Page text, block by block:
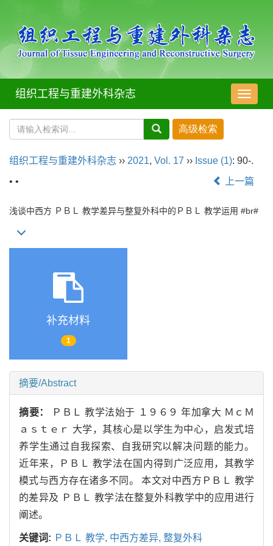
导
航
组织工程与重建外科杂志
组织工程与重建外科杂志 ›› 2021, Vol. 17 ›› Issue (1): 90-.
• •
上一篇
浅谈中西方 ＰＢＬ 教学差异与整复外科中的 ＰＢＬ 教学运用 #br#
补充材料
1
摘要/Abstract
摘要： ＰＢＬ教学法始于 １９６９年加拿大 ＭｃＭ
ａｓｔｅｒ 大学，其核心是以学生为中心， 启发式培
养学生通过自我探索、 自我研究以解决问题的能力。
近年来，ＰＢＬ 教学法在国内得到广泛应用 ， 其教学
模式与西方存在诸多不同 。本文对中西方 ＰＢＬ 教学
的差异及
ＰＢＬ 教学法在整复外科教学中的应用进行
阐述。
关键词: ＰＢＬ 教学, 中西方差异, 整复外科